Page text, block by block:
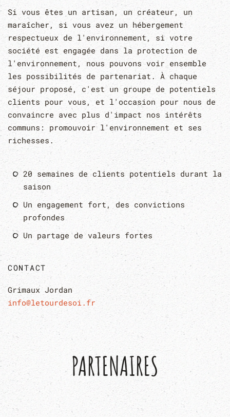
Si vous êtes un artisan, un créateur, un
maraîcher, si vous avez un hébergement
respectueux de l'environnement, si votre
société est engagée dans la protection de
l'environnement, nous pouvons voir ensemble
les possibilités de partenariat. À chaque
séjour proposé, c'est un groupe de potentiels
clients pour vous, et l'occasion pour nous de
convaincre avec plus d'impact nos intérêts
communs: promouvoir l'environnement et ses
richesses.
20 semaines de clients potentiels durant la
saison
Un engagement fort, des convictions
profondes
Un partage de valeurs fortes
CONTACT
Grimaux Jordan
info@letourdesoi.fr
PARTENAIRES